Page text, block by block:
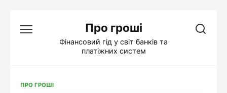
Про гроші
Фінансовий гід у світ банків та
платіжних систем
ПРО ГРОШІ